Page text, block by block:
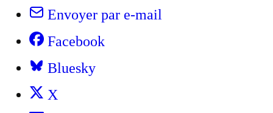
Envoyer par e-mail
Facebook
Bluesky
X